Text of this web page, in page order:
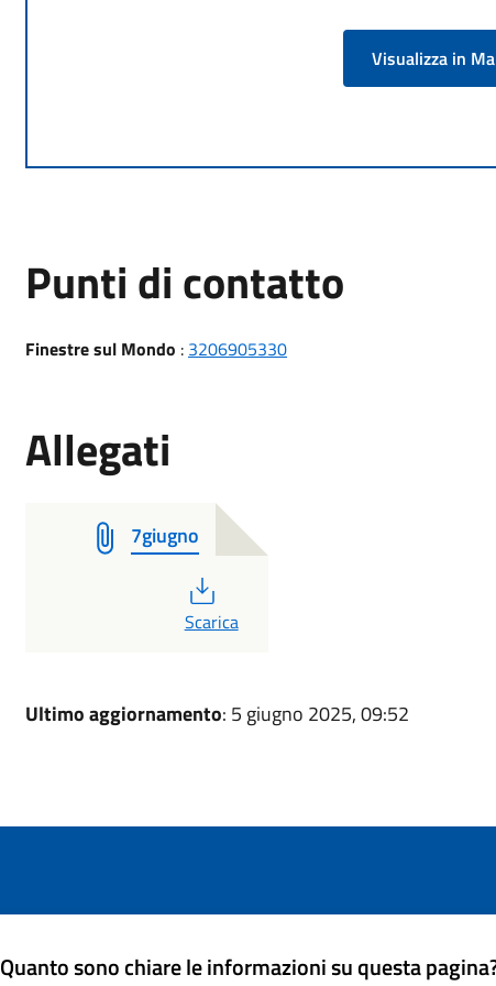
Visualizza in
Punti di contatto
Finestre sul Mondo : 3206905330
Allegati
7giugno
PDF
Scarica
Ultimo aggiornamento: 5 giugno 2025, 09:52
Quanto sono chiare le informazioni su questa